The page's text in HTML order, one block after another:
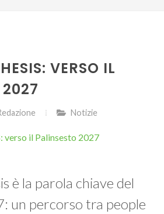
VERSO IL
2027
Notizie
è la parola chiave del
un percorso tra people